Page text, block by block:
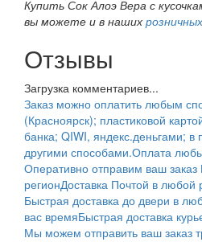
Купить Сок Алоэ Вера с
вы можете и в наших
Отзывы
Загрузка комментариев...
Заказ можно оплатить любым
(Красноярск); пластиковой
банка; QIWI, яндекс.деньгами;
другими способами.Оплата
Оперативно отправим ваш
регионДоставка Почтой в любой
Быстрая доставка до двери в
вас времяБыстрая доставка
Мы можем отправить ваш заказ